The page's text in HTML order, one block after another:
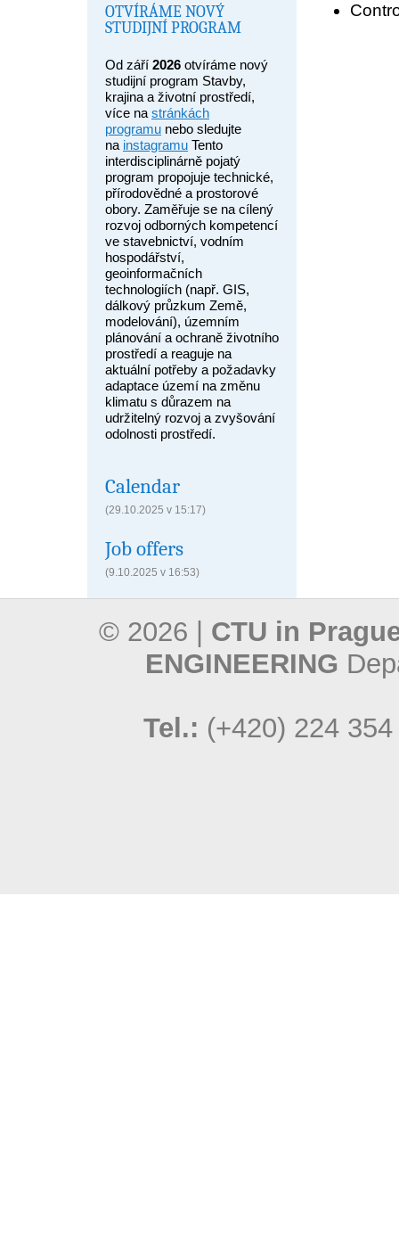
OTVÍRÁME NOVÝ
STUDIJNÍ PROGRAM
Od září 2026 otvíráme nový
studijní program Stavby,
krajina a životní prostředí,
více na stránkách
programu nebo sledujte
na instagramu Tento
interdisciplinárně pojatý
program propojuje technické,
přírodovědné a prostorové
obory. Zaměřuje se na cílený
rozvoj odborných kompetencí
ve stavebnictví, vodním
hospodářství,
geoinformačních
technologiích (např. GIS,
dálkový průzkum Země,
modelování), územním
plánování a ochraně životního
prostředí a reaguje na
aktuální potřeby a požadavky
adaptace území na změnu
klimatu s důrazem na
udržitelný rozvoj a zvyšování
odolnosti prostředí.
Calendar
(29.10.2025 v 15:17)
Job offers
(9.10.2025 v 16:53)
© 2026 | CTU in
ENGINEERING
Tel.: (+420) 224